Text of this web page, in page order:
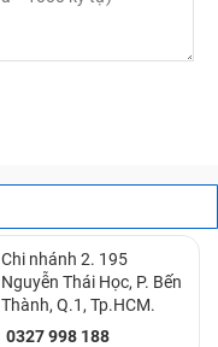
Chi nhánh 2. 195
Nguyễn Thái Học, P. Bến
Thành, Q.1, Tp.HCM.
0327 998 188